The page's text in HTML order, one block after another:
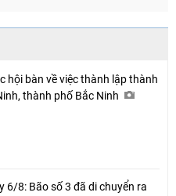
hội bàn về việc thành lập thành
thành phố Bắc Ninh
6/8: Bão số 3 đã di chuyển ra